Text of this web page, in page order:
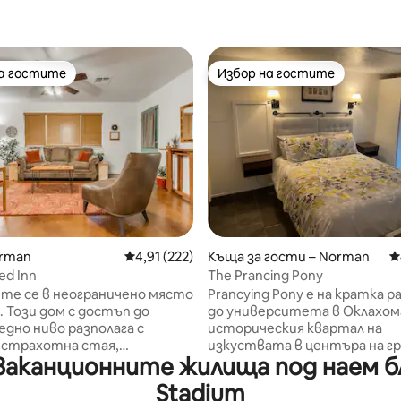
5, 180 отзива
гостите
гостите
Средна оценка: 4,91 от 5, 222 отзива
4,91 (222)
Inn
се в неограничено място
Този дом с достъп до
ниво разполага с
стая,
с двоен разтегателен
напълно
Избор на гостите
Избор на гостите
Къща за гости – Norman
The Prancing Pony
Prancying Pony е на кратка
до университета в
историческия квартал на
изкуствата в центъра на
ресторанти и заведения за
Понито е тиха и уединена
красива градина и басейн.
жилища под наем
Stadium